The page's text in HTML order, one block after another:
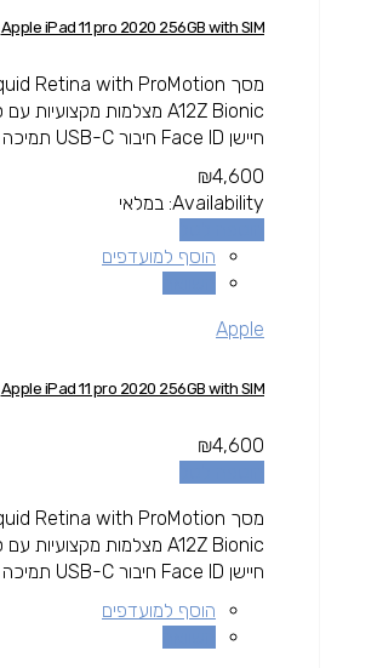
Apple iPad 11 pro 2020 256GB with SIM
חיישן Face ID חיבור USB-C תמיכה ב-Apple...
₪4,600
Availability: במלאי
הוסף למועדפים
Apple
Apple iPad 11 pro 2020 256GB with SIM
₪4,600
חיישן Face ID חיבור USB-C תמיכה ב-Apple...
הוסף למועדפים